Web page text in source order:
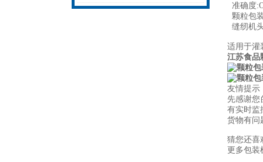
准确度
颗粒包
缝纫机
适用于灌
江苏食品
友情提示
先感谢您
有实时监
货物有问
猜您还喜
更多包装